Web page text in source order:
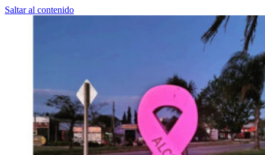
Saltar al contenido